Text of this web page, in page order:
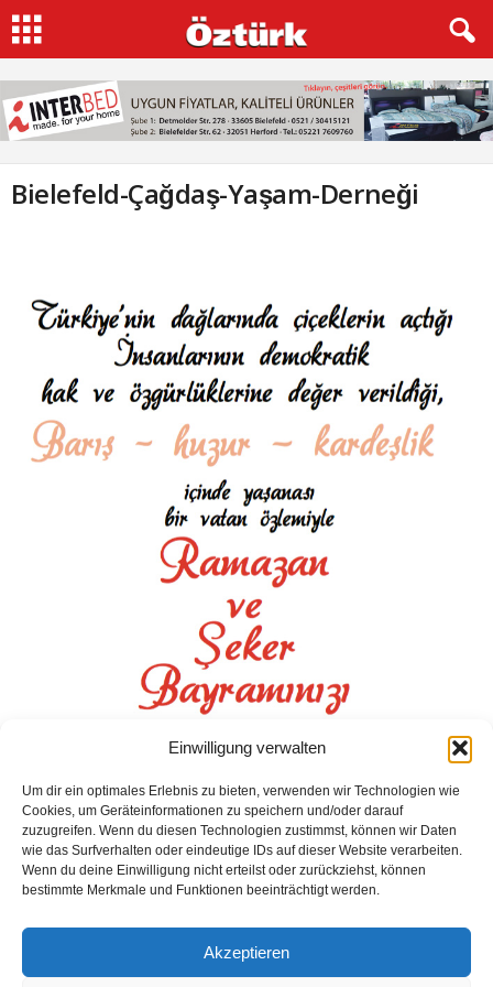
Einwilligung verwalten
Um dir ein optimales Erlebnis zu bieten, verwenden wir Technologien wie
Cookies, um Geräteinformationen zu speichern und/oder darauf
zuzugreifen. Wenn du diesen Technologien zustimmst, können wir Daten
wie das Surfverhalten oder eindeutige IDs auf dieser Website verarbeiten.
Wenn du deine Einwilligung nicht erteilst oder zurückziehst, können
bestimmte Merkmale und Funktionen beeinträchtigt werden.
Akzeptieren
Bielefeld-Çağdaş-Yaşam-Derneği